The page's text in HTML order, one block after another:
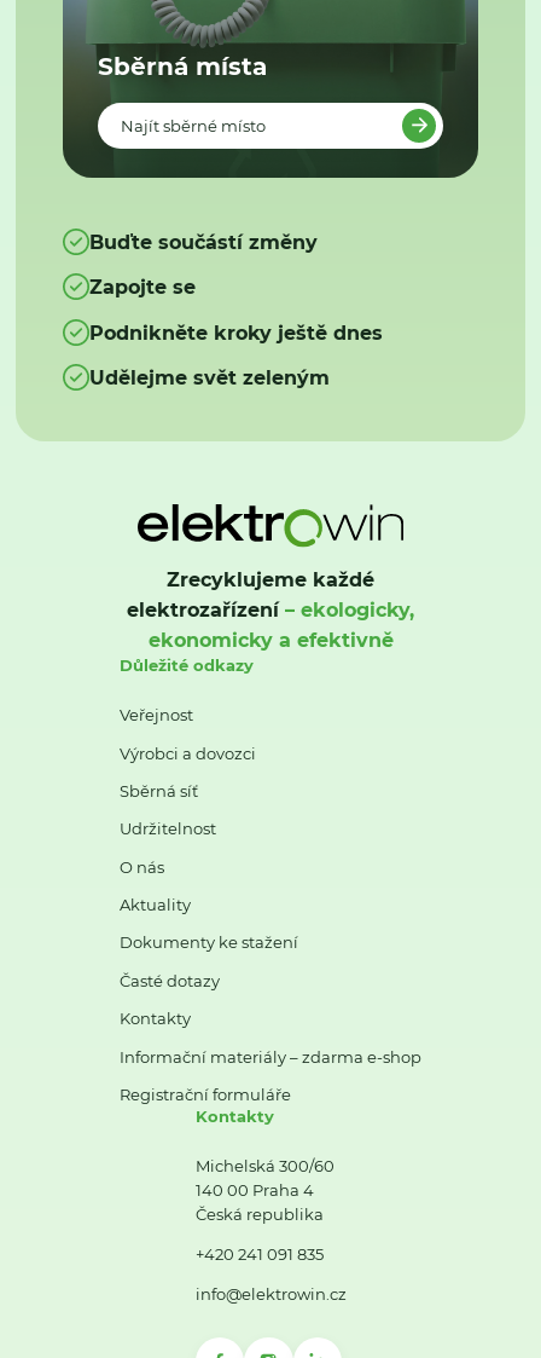
Sběrná místa
Najít sběrné místo
Buďte součástí změny
Zapojte se
Podnikněte kroky ještě dnes
Udělejme svět zeleným
Zrecyklujeme každé
elektrozařízení– ekologicky,
ekonomicky a efektivně
Důležité odkazy
Veřejnost
Výrobci a dovozci
Sběrná síť
Udržitelnost
O nás
Aktuality
Dokumenty ke stažení
Časté dotazy
Kontakty
Informační materiály – zdarma e-shop
Registrační formuláře
Kontakty
Michelská 300/60
140 00 Praha 4
Česká republika
+420 241 091 835
info@elektrowin.cz